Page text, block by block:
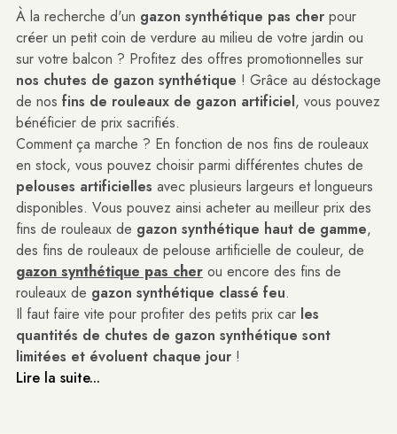
À la recherche d'un gazon synthétique pas cher pour
créer un petit coin de verdure au milieu de votre jardin ou
sur votre balcon ? Profitez des offres promotionnelles sur
nos chutes de gazon synthétique ! Grâce au déstockage
de nos fins de rouleaux de gazon artificiel, vous pouvez
bénéficier de prix sacrifiés.
Comment ça marche ? En fonction de nos fins de rouleaux
en stock, vous pouvez choisir parmi différentes chutes de
pelouses artificielles avec plusieurs largeurs et longueurs
disponibles. Vous pouvez ainsi acheter au meilleur prix des
fins de rouleaux de gazon synthétique haut de gamme,
des fins de rouleaux de pelouse artificielle de couleur, de
gazon synthétique pas cher ou encore des fins de
rouleaux de gazon synthétique classé feu.
Il faut faire vite pour profiter des petits prix car les
quantités de chutes de gazon synthétique sont
limitées et évoluent chaque jour !
Lire la suite...